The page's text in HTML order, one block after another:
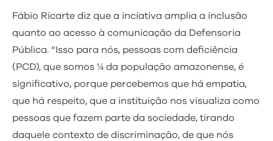
Fábio Ricarte diz que a inciativa amplia a inclusão
quanto ao acesso à comunicação da Defensoria
Pública. “Isso para nós, pessoas com deficiência
(PCD), que somos ¼ da população amazonense, é
significativo, porque percebemos que há empatia,
que há respeito, que a instituição nos visualiza como
pessoas que fazem parte da sociedade, tirando
daquele contexto de discriminação, de que nós